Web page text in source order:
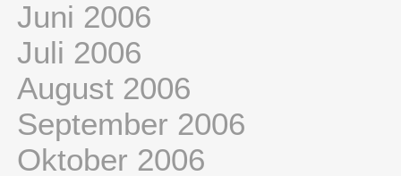
Juni 2006
Juli 2006
August 2006
September 2006
Oktober 2006